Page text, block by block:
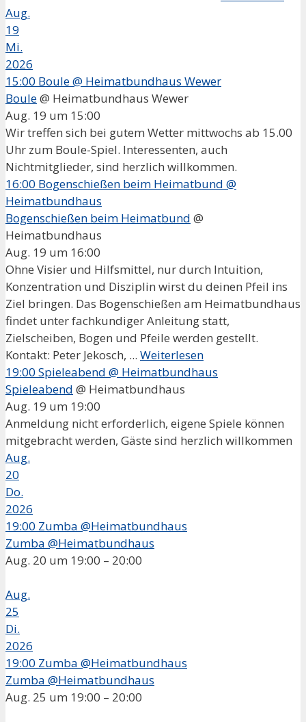
Aug.
19
Mi.
2026
15:00 Boule@ Heimatbundhaus Wewer
Boule@ Heimatbundhaus Wewer
Aug. 19 um 15:00
Wir treffen sich bei gutem Wetter mittwochs ab 15.00
Uhr zum Boule-Spiel. Interessenten, auch
Nichtmitglieder, sind herzlich willkommen.
16:00 Bogenschießen beim Heimatbund @
Heimatbundhaus
Bogenschießen beim Heimatbund @
Heimatbundhaus
Aug. 19 um 16:00
Ohne Visier und Hilfsmittel, nur durch Intuition,
Konzentration und Disziplin wirst du deinen Pfeil ins
Ziel bringen. Das Bogenschießen am Heimatbundhaus
findet unter fachkundiger Anleitung statt,
Zielscheiben, Bogen und Pfeile werden gestellt.
Kontakt: Peter Jekosch, ... Weiterlesen
19:00 Spieleabend @ Heimatbundhaus
Spieleabend @ Heimatbundhaus
Aug. 19 um 19:00
Anmeldung nicht erforderlich, eigene Spiele können
mitgebracht werden, Gäste sind herzlich willkommen
Aug.
20
Do.
2026
19:00 Zumba @Heimatbundhaus
Zumba @Heimatbundhaus
Aug. 20 um 19:00 – 20:00
Aug.
25
Di.
2026
19:00 Zumba @Heimatbundhaus
Zumba @Heimatbundhaus
Aug. 25 um 19:00 – 20:00